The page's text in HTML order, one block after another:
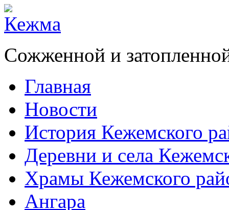
Сожженной и
Главная
Новости
История Кежемского
Деревни и села
Храмы Кежемского
Ангара